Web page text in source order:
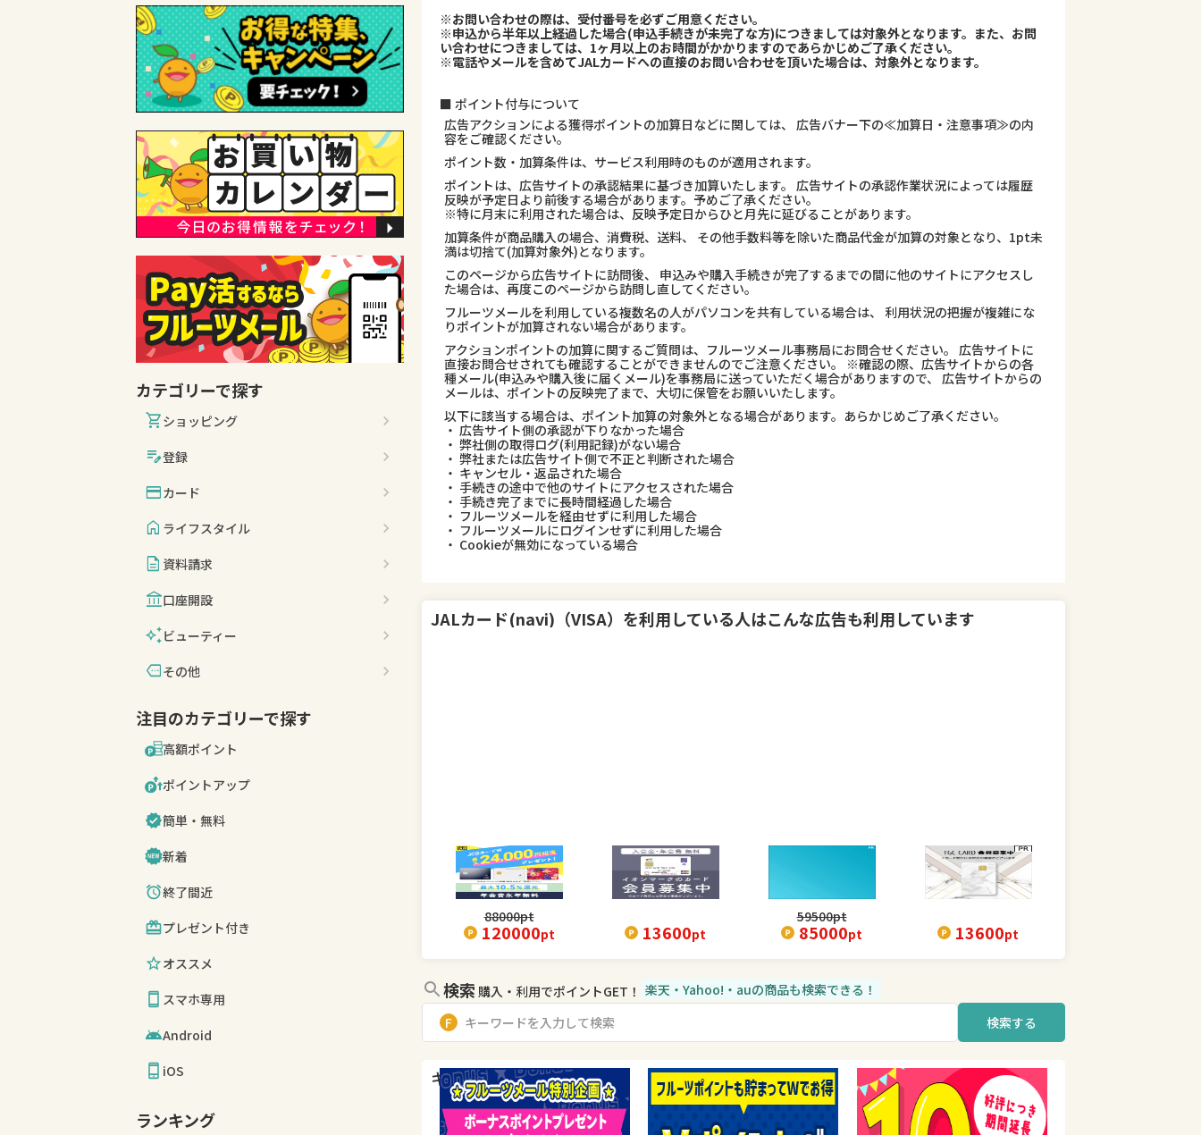
カテゴリーで探す
shopping_cartショッピング
edit_note登録
credit_cardカード
home ライフスタイル
description 資料請求
account_balance口座開設
auto_awesomeビューティー
moreその他
注目のカテゴリーで探す
高額ポイント
ポイントアップ
簡単・無料
新着
終了間近
プレゼント付き
オススメ
スマホ専用
Android
iOS
ランキング
※お問い合わせの際は、受付番号を必ずご用意ください。
※申込から半年以上経過した場合(申込手続きが未完了な方)につきましては対象外となります。また、お問
い合わせにつきましては、1ヶ月以上のお時間がかかりますのであらかじめご了承ください。
※電話やメールを含めてJALカードへの直接のお問い合わせを頂いた場合は、対象外となります。
■ ポイント付与について
広告アクションによる獲得ポイントの加算日などに関しては、 広告バナー下の≪加算日・注意事項≫の内
容をご確認ください。
ポイント数・加算条件は、サービス利用時のものが適用されます。
ポイントは、広告サイトの承認結果に基づき加算いたします。 広告サイトの承認作業状況によっては履歴
反映が予定日より前後する場合があります。予めご了承ください。
※特に月末に利用された場合は、反映予定日からひと月先に延びることがあります。
加算条件が商品購入の場合、消費税、送料、 その他手数料等を除いた商品代金が加算の対象となり、1pt未
満は切捨て(加算対象外)となります。
このページから広告サイトに訪問後、 申込みや購入手続きが完了するまでの間に他のサイトにアクセスし
た場合は、再度このページから訪問し直してください。
フルーツメールを利用している複数名の人がパソコンを共有している場合は、 利用状況の把握が複雑にな
りポイントが加算されない場合があります。
アクションポイントの加算に関するご質問は、フルーツメール事務局にお問合せください。 広告サイトに
直接お問合せされても確認することができませんのでご注意ください。 ※確認の際、広告サイトからの各
種メール(申込みや購入後に届くメール)を事務局に送っていただく場合がありますので、 広告サイトからの
メールは、ポイントの反映完了まで、大切に保管をお願いいたします。
以下に該当する場合は、ポイント加算の対象外となる場合があります。あらかじめご了承ください。
・ 広告サイト側の承認が下りなかった場合
・ 弊社側の取得ログ(利用記録)がない場合
・ 弊社または広告サイト側で不正と判断された場合
・ キャンセル・返品された場合
・ 手続きの途中で他のサイトにアクセスされた場合
・ 手続き完了までに長時間経過した場合
・ フルーツメールを経由せずに利用した場合
・ フルーツメールにログインせずに利用した場合
・ Cookieが無効になっている場合
JALカード(navi)（VISA） を利用している人はこんな広告も利用しています
88000pt
120000pt 13600pt
59500pt
85000pt 13600pt
検索 購入・利用でポイントGET！ 楽天・Yahoo!・auの商品も検索できる！
検索する
キャンペーン・特集